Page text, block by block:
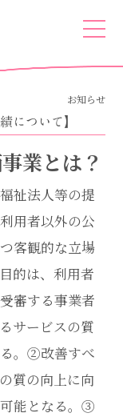
お知らせ
について】
業とは？
祉法人等の提
用者以外の公
客観的な立場
的は、利用者
審する事業者
サービスの質
。②改善すべ
質の向上に向
能となる。③